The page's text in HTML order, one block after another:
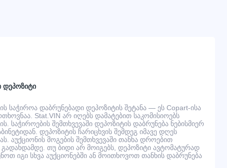
დეპოზიტი
საჭიროა დაბრუნებადი დეპოზიტის შეტანა — ეს Copart-ისა
Stat.VIN არ იღებს დამატებით საკომისიოებს
საჭიროების შემთხვევაში დეპოზიტის დაბრუნება ნებისმიერ
დეპოზიტის ჩარიცხვის შემდეგ იმავე დღეს
აუქციონის მოგების შემთხვევაში თანხა დროებით
თუ ბიდი არ მოიგებს, დეპოზიტი ავტომატურად
იგი სხვა აუქციონებში ან მოითხოვოთ თანხის დაბრუნება